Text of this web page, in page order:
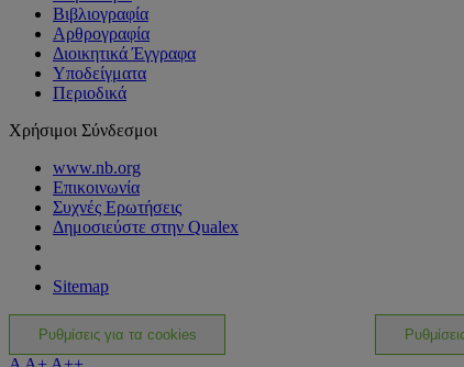
Βιβλιογραφία
Αρθρογραφία
Διοικητικά Έγγραφα
Υποδείγματα
Περιοδικά
Χρήσιμοι Σύνδεσμοι
www.nb.org
Επικοινωνία
Συχνές Ερωτήσεις
Δημοσιεύστε στην Qualex
Sitemap
Ρυθμίσεις για τα cookies